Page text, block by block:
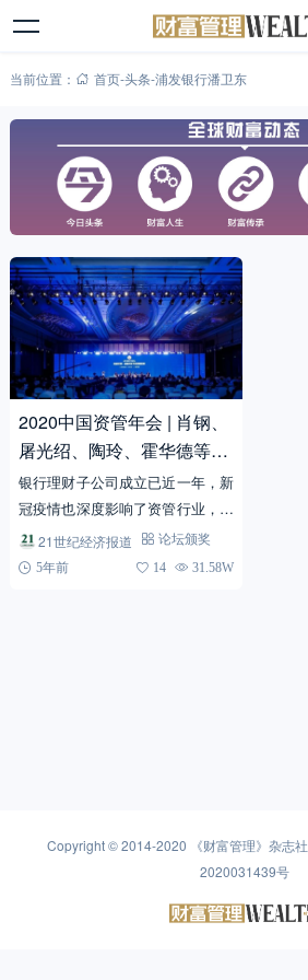
当前位置： 首页-头条-浦发银行潘卫东
2020中国资管年会 | 肖钢、
屠光绍、陶玲、霍华德等重
磅发声
银行理财子公司成立已近一年，新
冠疫情也深度影响了资管行业，金
融供给侧结构性改革正深化推进，
如何共克时艰，继往开来？
21世纪经济报道
论坛颁奖
5年前
14 31.58W
Copyright © 2014-2020 《财富管理》杂志社
2020031439号